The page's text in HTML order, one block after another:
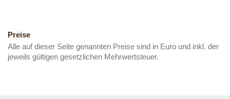
Preise
Alle auf dieser Seite genannten Preise sind in Euro und inkl. der
jeweils gültigen gesetzlichen Mehrwertsteuer.